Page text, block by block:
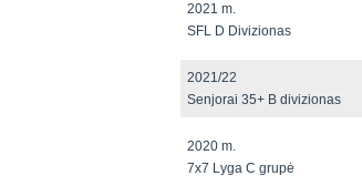
2021 m.
SFL D Divizionas
2021/22
Senjorai 35+ B divizionas
2020 m.
7x7 Lyga C grupė